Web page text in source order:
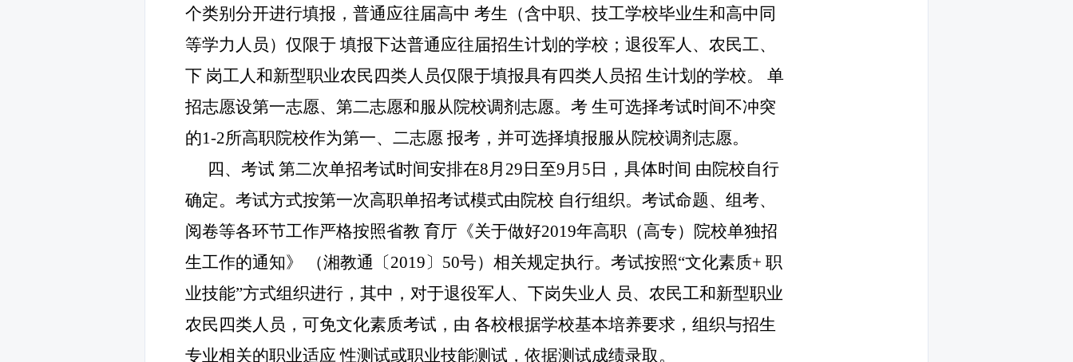
个类别分开进行填报，普通应往届高中考生（含中职、技工学校毕业生和高中同
等学力人员）仅限于填报下达普通应往届招生计划的学校；退役军人、农民工、
下 岗工人和新型职业农民四类人员仅限于填报具有四类人员招生计划的学校。单
招志愿设第一志愿、第二志愿和服从院校调剂志愿。考生可选择考试时间不冲突
的1-2所高职院校作为第一、二志愿报考，并可选择填报服从院校调剂志愿。
四、考试第二次单招考试时间安排在8月 29 日至9月 5 日，具体时间 由院校自行
确定。考试方式按第一次高职单招考试模式由院校 自行组织。考试命题、组考、
阅卷等各环节工作严格按照省教育厅《关于做好2019年高职（高专）院校单独招
生工作的通知》
（湘教通〔2019〕 50号）相关规定执行。考试按照“文化素质+职
业技能”方式组织进行，其中，对于退役军人、下岗失业人 员、农民工和新型职业
农民四类人员，可免文化素质考试，由各校根据学校基本培养要求，组织与招生
专业相关的职业适应性测试或职业技能测试，依据测试成绩录取。